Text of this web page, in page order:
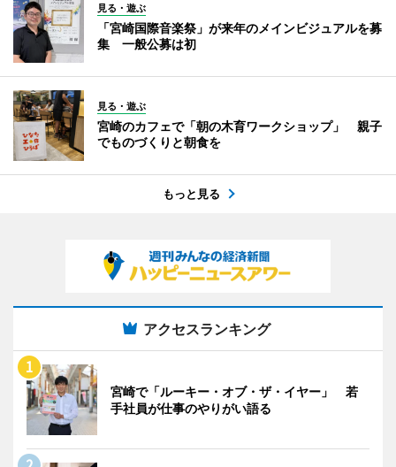
見る・遊ぶ
「宮崎国際音楽祭」が来年のメインビジュアルを募
集 一般公募は初
見る・遊ぶ
宮崎のカフェで「朝の木育ワークショップ」 親子
でものづくりと朝食を
もっと見る
アクセスランキング
宮崎で「ルーキー・オブ・ザ・イヤー」 若
手社員が仕事のやりがい語る